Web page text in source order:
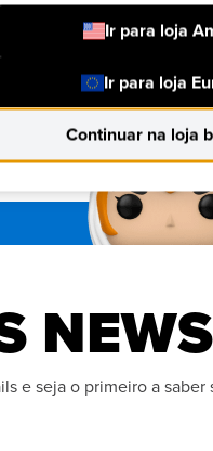
ou 10x de R$ 15,00
e seja o primeiro a
Ir para loja
Ir para loja
Continuar na loja